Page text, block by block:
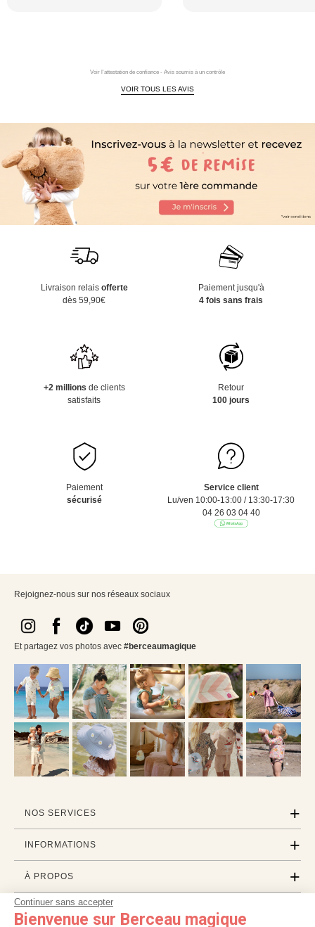
Continuer sans accepter
Bienvenue sur Berceau magique
Voir l'attestation de confiance - Avis soumis à un contrôle
VOIR TOUS LES AVIS
Livraison relais offerte
dès 59,90€
Paiement jusqu'à
4 fois sans frais
+2 millions de clients
satisfaits
Retour
100 jours
Paiement
sécurisé
Service client
Lu/ven 10:00-13:00 / 13:30-17:30
04 26 03 04 40
Rejoignez-nous sur nos réseaux sociaux
Et partagez vos photos avec #berceaumagique
NOS SERVICES
INFORMATIONS
À PROPOS
PROFESSIONNELS